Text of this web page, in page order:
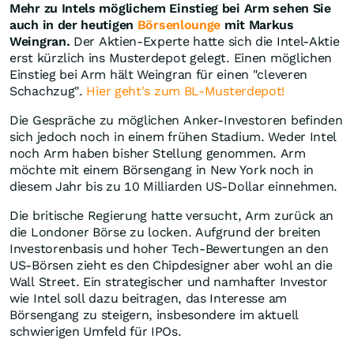
Mehr zu Intels möglichem Einstieg bei Arm sehen Sie
auch in der heutigen Börsenlounge mit Markus
Weingran. Der Aktien-Experte hatte sich die Intel-Aktie
erst kürzlich ins Musterdepot gelegt. Einen möglichen
Einstieg bei Arm hält Weingran für einen "cleveren
Schachzug". Hier geht's zum BL-Musterdepot!
Die Gespräche zu möglichen Anker-Investoren befinden
sich jedoch noch in einem frühen Stadium. Weder Intel
noch Arm haben bisher Stellung genommen. Arm
möchte mit einem Börsengang in New York noch in
diesem Jahr bis zu 10 Milliarden US-Dollar einnehmen.
Die britische Regierung hatte versucht, Arm zurück an
die Londoner Börse zu locken. Aufgrund der breiten
Investorenbasis und hoher Tech-Bewertungen an den
US-Börsen zieht es den Chipdesigner aber wohl an die
Wall Street. Ein strategischer und namhafter Investor
wie Intel soll dazu beitragen, das Interesse am
Börsengang zu steigern, insbesondere im aktuell
schwierigen Umfeld für IPOs.